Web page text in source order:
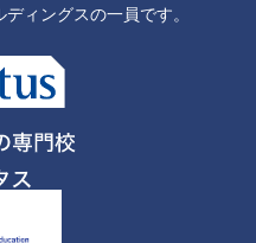
ィングスの一員です。